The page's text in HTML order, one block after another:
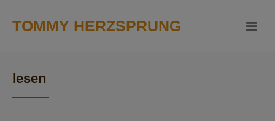
TOMMY HERZSPRUNG
lesen